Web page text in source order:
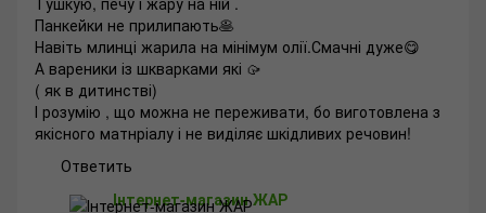
Панкейки не прилипають🥞
Навіть млинці жарила на мінімум олії.Смачні дуже😋
А вареники із шкварками які 🥠
( як в дитинстві)
І розумію , що можна не переживати, бо виготовлена з
якісного матнріалу і не виділяє шкідливих речовин!
Ответить
Інтернет-магазин ЖАР